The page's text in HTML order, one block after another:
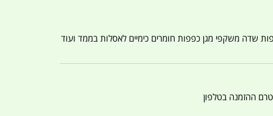
שדה משקפי מגן כפפות חומרים כימיים לאסלות בממד ועוד
טרם ההזמנה בטלפון